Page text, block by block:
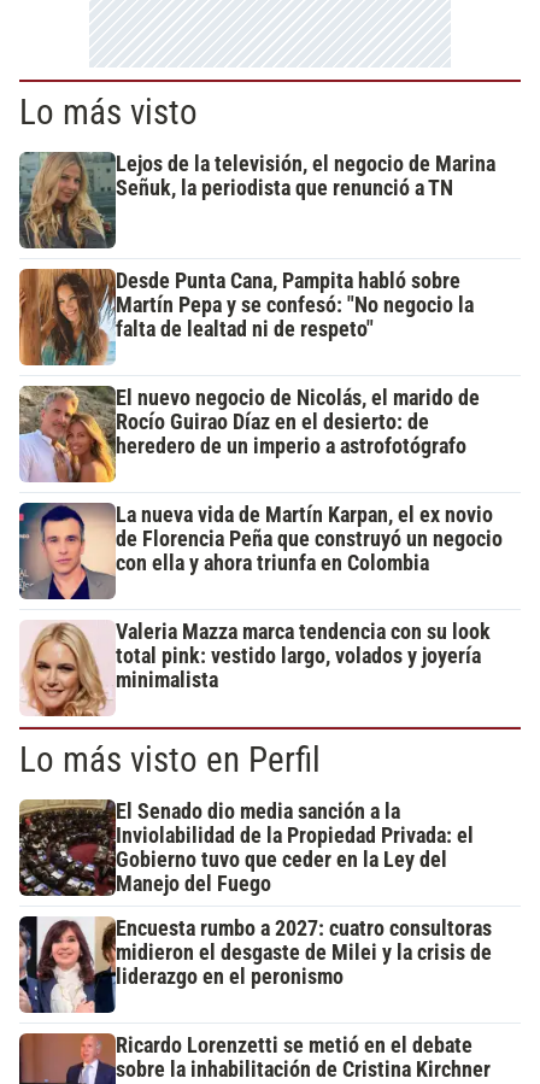
Lo más visto
Lejos de la televisión, el negocio de Marina
Señuk, la periodista que renunció a TN
Desde Punta Cana, Pampita habló sobre
Martín Pepa y se confesó: "No negocio la
falta de lealtad ni de respeto"
El nuevo negocio de Nicolás, el marido de
Rocío Guirao Díaz en el desierto: de
heredero de un imperio a astrofotógrafo
La nueva vida de Martín Karpan, el ex novio
de Florencia Peña que construyó un negocio
con ella y ahora triunfa en Colombia
Valeria Mazza marca tendencia con su look
total pink: vestido largo, volados y joyería
minimalista
Lo más visto en Perfil
El Senado dio media sanción a la
Inviolabilidad de la Propiedad Privada: el
Gobierno tuvo que ceder en la Ley del
Manejo del Fuego
Encuesta rumbo a 2027: cuatro consultoras
midieron el desgaste de Milei y la crisis de
liderazgo en el peronismo
Ricardo Lorenzetti se metió en el debate
sobre la inhabilitación de Cristina Kirchner